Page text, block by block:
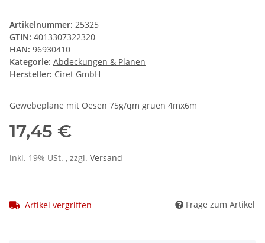
Artikelnummer: 25325
GTIN: 4013307322320
HAN: 96930410
Kategorie: Abdeckungen & Planen
Hersteller: Ciret GmbH
Gewebeplane mit Oesen 75g/qm gruen 4mx6m
17,45 €
inkl. 19% USt. , zzgl. Versand
Artikel vergriffen Frage zum Artikel